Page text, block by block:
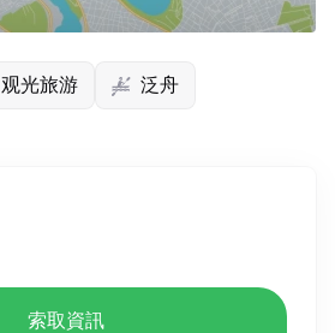
观光旅游 泛舟
索取資訊